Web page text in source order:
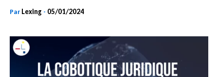
Par Lexing - 05/01/2024